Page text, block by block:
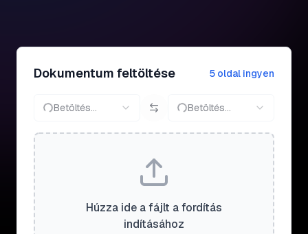
Dokumentum feltöltése 5 oldal ingyen
Betöltés... Betöltés...
Húzza ide a fájlt a fordítás
indításához